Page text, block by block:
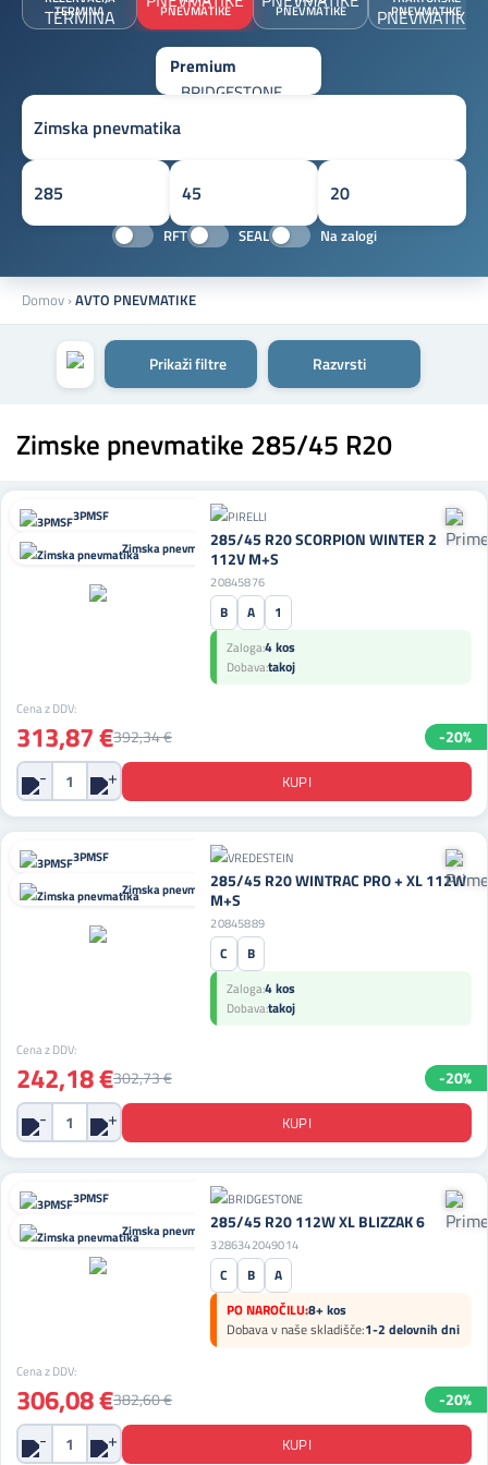
TERMINA PNEVMATIKE PNEVMATIKE PNEVMATIKE
RFT SEAL Na zalogi
Domov ›AVTO PNEVMATIKE
Prikaži filtre Razvrsti
Zimske pnevmatike 285/45 R20
3PMSF
Zimska pnevmatika285/45 R20 SCORPION WINTER 2
112V M+S
20845876
B A 1
Zaloga:4 kos
Dobava:takoj
Cena z DDV:
313,87 €392,34 € -20%
3PMSF
Zimska pnevmatika285/45 R20 WINTRAC PRO + XL 112W
M+S
20845889
C B
Zaloga:4 kos
Dobava:takoj
Cena z DDV:
242,18 €302,73 € -20%
3PMSF
Zimska pnevmatika285/45 R20 112W XL BLIZZAK 6
3286342049014
C B
A
PO NAROČILU:8+ kos
Dobava v naše skladišče:1-2 delovnih dni
Cena z DDV:
306,08 €382,60 € -20%